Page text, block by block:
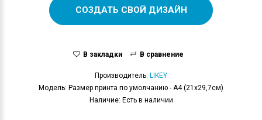
СОЗДАТЬ СВОЙ ДИЗАЙН
В закладки В сравнение
Производитель: LIKEY
Модель: Размер принта по умолчанию - А4 (21x29,7см)
Наличие: Есть в наличии